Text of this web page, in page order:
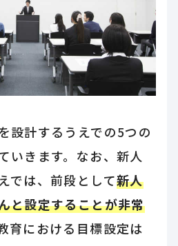
設計するうえでの5つの
いきます。なお、新人
では、前段として新人
と設定することが非常
育における目標設定は